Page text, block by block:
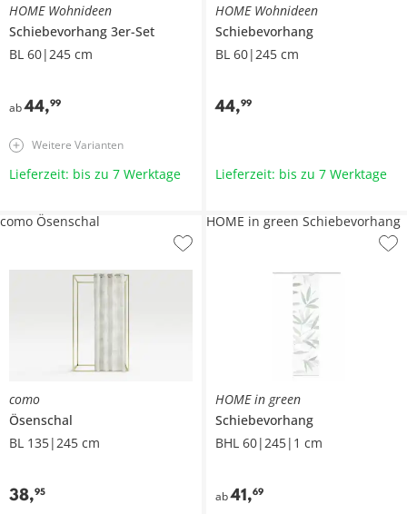
HOME Wohnideen
Schiebevorhang 3er-Set
BL 60|245 cm
ab44,99
Weitere Varianten
Lieferzeit: bis zu 7 Werktage
HOME Wohnideen
Schiebevorhang
BL 60|245 cm
44,99
Lieferzeit: bis zu 7 Werktage
como
Ösenschal
BL 135|245 cm
38,95
como Ösenschal
HOME in green
Schiebevorhang
BHL 60|245|1 cm
ab41,69
HOME in green Schiebevorhang